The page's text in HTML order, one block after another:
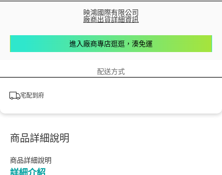
映鴻國際有限公司
廠商出貨詳細資訊
進入廠商專店逛逛，湊免運
配送方式
宅配到府
商品詳細說明
商品詳細說明